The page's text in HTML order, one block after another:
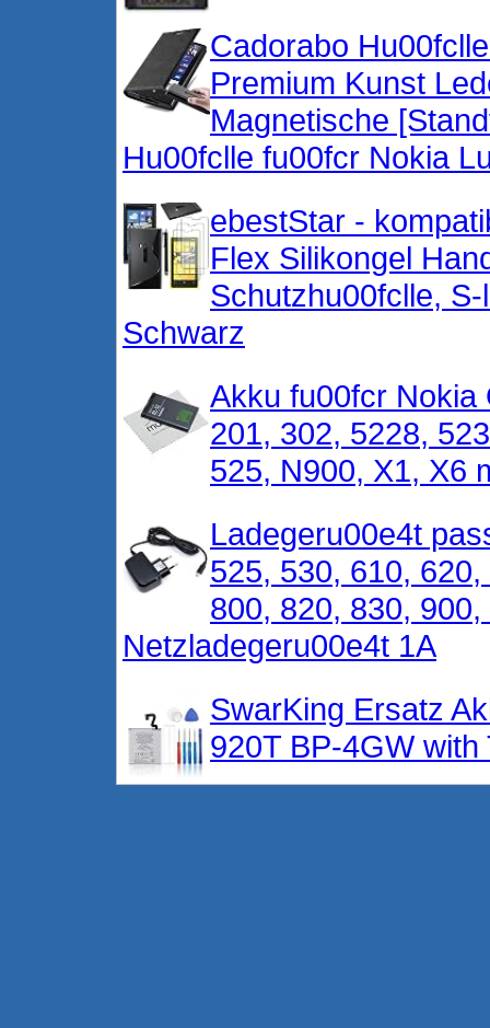
Cadorabo
Premium Kunst
Magnetische
Hu00fclle fu00fcr Nokia
ebestStar -
Flex Silikongel
Schutzhu00fclle,
Schwarz
Akku fu00fcr Nokia
201, 302, 5228,
525, N900, X1, X6
Ladegeru00e4t
525, 530, 610,
800, 820, 830,
Netzladegeru00e4t 1A
SwarKing Ersatz
920T BP-4GW with